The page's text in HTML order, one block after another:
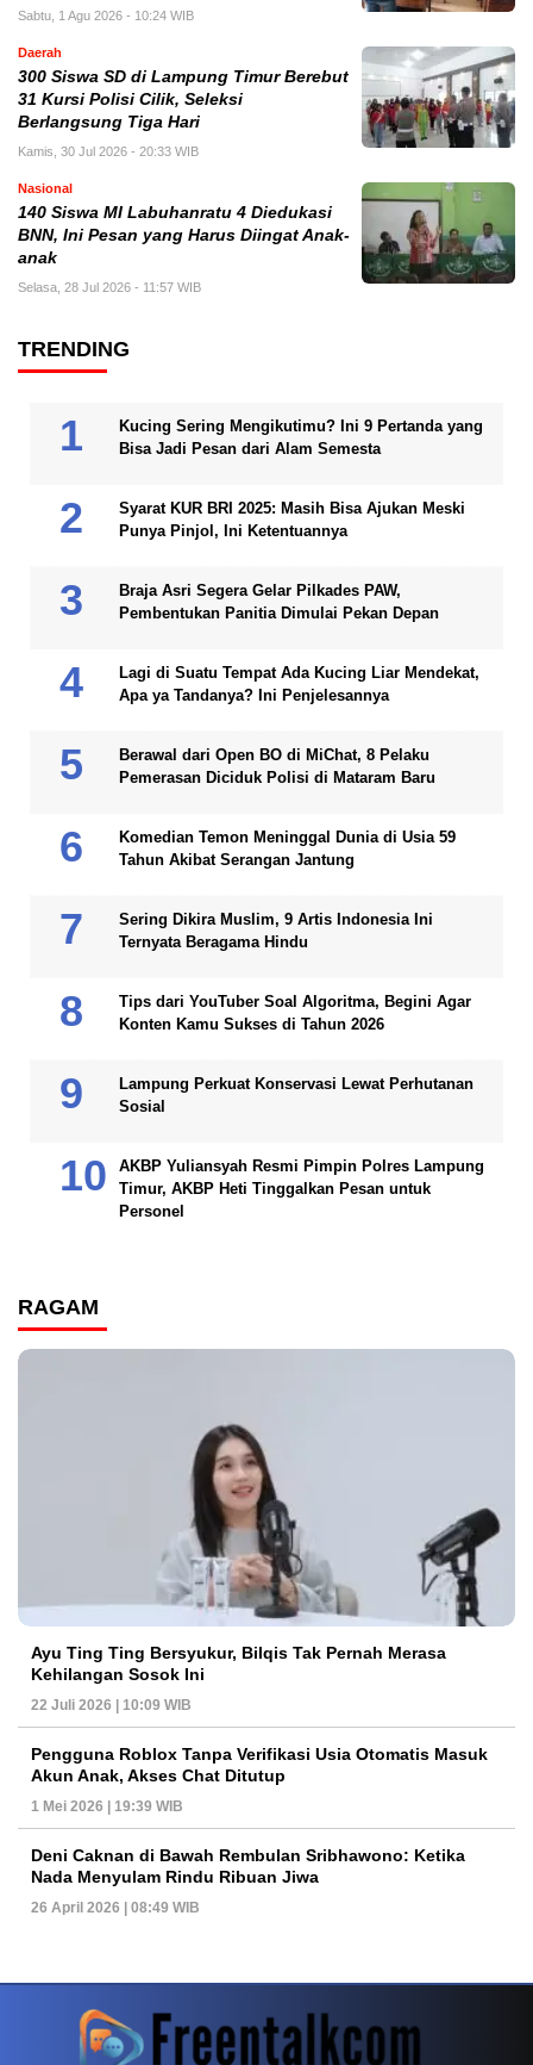
Sabtu, 1 Agu 2026 - 10:24 WIB
Daerah
300 Siswa SD di Lampung Timur Berebut
31 Kursi Polisi Cilik, Seleksi
Berlangsung Tiga Hari
Kamis, 30 Jul 2026 - 20:33 WIB
Nasional
140 Siswa MI Labuhanratu 4 Diedukasi
BNN, Ini Pesan yang Harus Diingat Anak-
anak
Selasa, 28 Jul 2026 - 11:57 WIB
TRENDING
Kucing Sering Mengikutimu? Ini 9 Pertanda yang
Bisa Jadi Pesan dari Alam Semesta
Syarat KUR BRI 2025: Masih Bisa Ajukan Meski
Punya Pinjol, Ini Ketentuannya
Braja Asri Segera Gelar Pilkades PAW,
Pembentukan Panitia Dimulai Pekan Depan
Lagi di Suatu Tempat Ada Kucing Liar Mendekat,
Apa ya Tandanya? Ini Penjelesannya
Berawal dari Open BO di MiChat, 8 Pelaku
Pemerasan Diciduk Polisi di Mataram Baru
Komedian Temon Meninggal Dunia di Usia 59
Tahun Akibat Serangan Jantung
Sering Dikira Muslim, 9 Artis Indonesia Ini
Ternyata Beragama Hindu
Tips dari YouTuber Soal Algoritma, Begini Agar
Konten Kamu Sukses di Tahun 2026
Lampung Perkuat Konservasi Lewat Perhutanan
Sosial
AKBP Yuliansyah Resmi Pimpin Polres Lampung
Timur, AKBP Heti Tinggalkan Pesan untuk
Personel
RAGAM
Ayu Ting Ting Bersyukur, Bilqis Tak Pernah Merasa
Kehilangan Sosok Ini
22 Juli 2026 | 10:09 WIB
Pengguna Roblox Tanpa Verifikasi Usia Otomatis Masuk
Akun Anak, Akses Chat Ditutup
1 Mei 2026 | 19:39 WIB
Deni Caknan di Bawah Rembulan Sribhawono: Ketika
Nada Menyulam Rindu Ribuan Jiwa
26 April 2026 | 08:49 WIB
PETIR800 LOGIN PETIR800 Baccarat Dan Evolusi Game Meja Digital